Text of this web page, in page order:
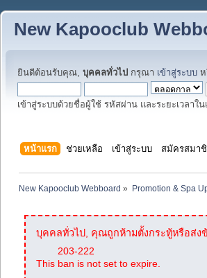
New Kapooclub
ยินดีต้อนรับคุณ, บุคคลทั่วไป กรุณา เข้าสู่ระบบ ห
เข้าสู่ระบบด้วยชื่อผู้ใช้ รหัสผ่าน และระยะเวลาใ
หน้าแรก ช่วยเหลือ เข้าสู่ระบบ สมัครสมา
New Kapooclub Webboard » Promotion & Spa
บุคคลทั่วไป, คุณถูกห้ามตั้งกระทู้หรือส่ง
203-222
This ban is not set to expire.